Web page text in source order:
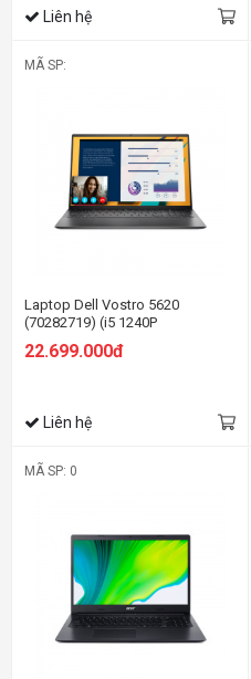
Liên hệ
MÃ SP:
Laptop Dell Vostro 5620
(70282719) (i5 1240P
16GB/512GB
SSD/16.0FHD+/Win11/
22.699.000đ
Liên hệ
MÃ SP: 0